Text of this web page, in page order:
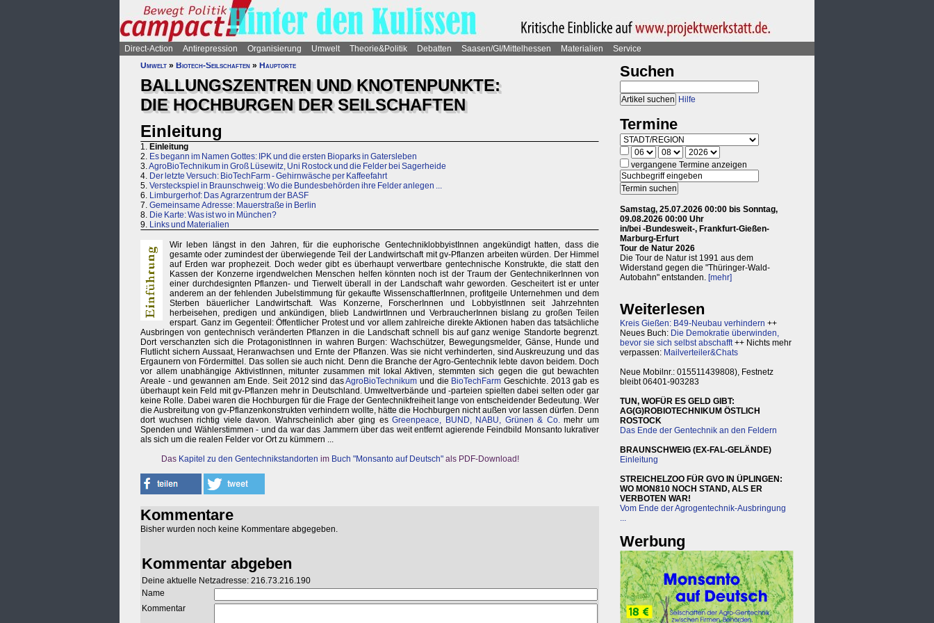
Direct-Action Antirepression Organisierung Umwelt Theorie&Politik Debatten Saasen/GI/Mittelhessen Materialien
Service
Umwelt » Biotech-Seilschaften » Hauptorte
BALLUNGSZENTREN UND KNOTENPUNKTE:
DIE HOCHBURGEN DER SEILSCHAFTEN
Einleitung
1. Einleitung
2. Es begann im Namen Gottes: IPK und die ersten Bioparks in Gatersleben
3.AgroBioTechnikum in Groß Lüsewitz, Uni Rostock und die Felder bei Sagerheide
4. Der letzte Versuch: BioTechFarm - Gehirnwäsche per Kaffeefahrt
5. Versteckspiel in Braunschweig: Wo die Bundesbehörden ihre Felder anlegen ...
6. Limburgerhof: Das Agrarzentrum der BASF
7. Gemeinsame Adresse: Mauerstraße in Berlin
8. Die Karte: Was ist wo in München?
9. Links und Materialien
Wir leben längst in den Jahren, für die euphorische GentechniklobbyistInnen angekündigt hatten, dass die
gesamte oder zumindest der überwiegende Teil der Landwirtschaft mit gv-Pflanzen arbeiten würden. Der Himmel
auf Erden war prophezeit. Doch weder gibt es überhaupt verwertbare gentechnische Konstrukte, die statt den
Kassen der Konzerne irgendwelchen Menschen helfen könnten noch ist der Traum der GentechnikerInnen von
einer durchdesignten Pflanzen- und Tierwelt überall in der Landschaft wahr geworden. Gescheitert ist er unter
anderem an der fehlenden Jubelstimmung für gekaufte WissenschaftlerInnen, profitgeile Unternehmen und dem
Sterben bäuerlicher Landwirtschaft. Was Konzerne, ForscherInnen und LobbyistInnen seit Jahrzehnten
herbeisehen, predigen und ankündigen, blieb LandwirtInnen und VerbraucherInnen bislang zu großen Teilen
erspart. Ganz im Gegenteil: Öffentlicher Protest und vor allem zahlreiche direkte Aktionen haben das tatsächliche
Ausbringen von gentechnisch veränderten Pflanzen in die Landschaft schnell bis auf ganz wenige Standorte begrenzt.
Dort verschanzten sich die ProtagonistInnen in wahren Burgen: Wachschützer, Bewegungsmelder, Gänse, Hunde und
Flutlicht sichern Aussaat, Heranwachsen und Ernte der Pflanzen. Was sie nicht verhinderten, sind Auskreuzung und das
Ergaunern von Fördermittel. Das sollen sie auch nicht. Denn die Branche der Agro-Gentechnik lebte davon beidem. Doch
vor allem unabhängige AktivistInnen, mitunter zusammen mit lokal Aktiven, stemmten sich gegen die gut bewachten
Areale - und gewannen am Ende. Seit 2012 sind dasAgroBioTechnikum und die BioTechFarm Geschichte. 2013 gab es
überhaupt kein Feld mit gv-Pflanzen mehr in Deutschland. Umweltverbände und -parteien spielten dabei selten oder gar
keine Rolle. Dabei waren die Hochburgen für die Frage der Gentechnikfreiheit lange von entscheidender Bedeutung. Wer
die Ausbreitung von gv-Pflanzenkonstrukten verhindern wollte, hätte die Hochburgen nicht außen vor lassen dürfen. Denn
dort wuchsen richtig viele davon. Wahrscheinlich aber ging esGreenpeace, BUND, NABU, Grünen & Co.mehr um
Spenden und Wählerstimmen - und da war das Jammern über das weit entfernt agierende Feindbild Monsanto lukrativer
als sich um die realen Felder vor Ort zu kümmern ...
Das Kapitel zu den Gentechnikstandorten im Buch "Monsanto auf Deutsch" als PDF-Download!
Kommentare
Bisher wurden noch keine Kommentare abgegeben.
Kommentar abgeben
Deine aktuelle Netzadresse: 216.73.216.190
Name
Kommentar
Suchen
Hilfe
Termine
vergangene Termine anzeigen
Samstag, 25.07.2026 00:00 bis Sonntag,
09.08.2026 00:00 Uhr
in/bei -Bundesweit-, Frankfurt-Gießen-
Marburg-Erfurt
Tour de Natur 2026
Die Tour de Natur ist 1991 aus dem
Widerstand gegen die "Thüringer-Wald-
Autobahn" entstanden. [mehr]
Weiterlesen
Kreis Gießen: B49-Neubau verhindern ++
Neues Buch: Die Demokratie überwinden,
bevor sie sich selbst abschafft++ Nichts mehr
verpassen: Mailverteiler&Chats
Neue Mobilnr.: 015511439808), Festnetz
bleibt 06401-903283
TUN, WOFÜR ES GELD GIBT:
AG(G)ROBIOTECHNIKUM ÖSTLICH
ROSTOCK
Das Ende der Gentechnik an den Feldern
BRAUNSCHWEIG (EX-FAL-GELÄNDE)
Einleitung
STREICHELZOO FÜR GVO IN ÜPLINGEN:
WO MON810 NOCH STAND, ALS ER
VERBOTEN WAR!
Vom Ende der Agrogentechnik-Ausbringung
...
Werbung